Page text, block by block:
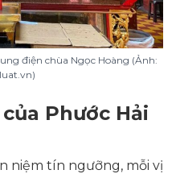
điện chùa Ngọc Hoàng (Ảnh:
Phước Hải
niệm tín ngưỡng, mỗi vị